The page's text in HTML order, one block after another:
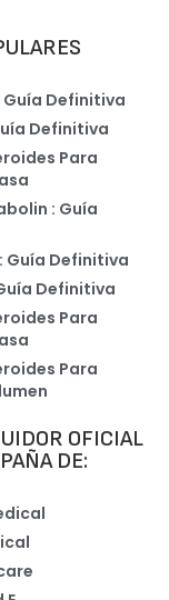
Definitiva
Definitiva
Para
: Guía
Guía Definitiva
Definitiva
Para
Para
OFICIAL
DE: